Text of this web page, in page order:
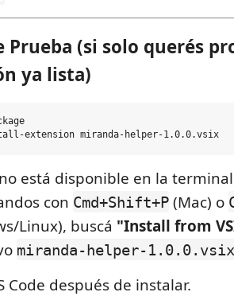
Prueba (si solo querés
ya lista)
no está disponible en la
con Cmd+Shift+P (Mac) o
Linux), buscá "Install from
miranda-helper-1.0.0.vsix
Code después de instalar.